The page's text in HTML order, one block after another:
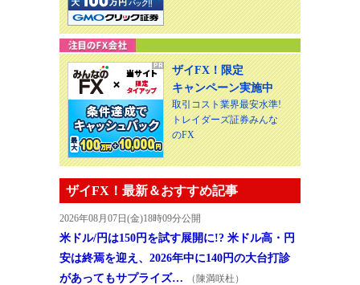
ザイFX！限定
キャンペーン実施中
取引コスト業界最安水準!
トレイダーズ証券みんな
のFX
ザイFX！最新＆おすすめ記事
2026年08月07日(金)18時09分公開
米ドル/円は150円を試す展開に!? 米ドル高・円
安は終焉を迎え、2026年中に140円の大台打診
があってもサプライズ…
（陳満咲杜）